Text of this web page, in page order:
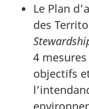
Le Plan
des
4
objectifs